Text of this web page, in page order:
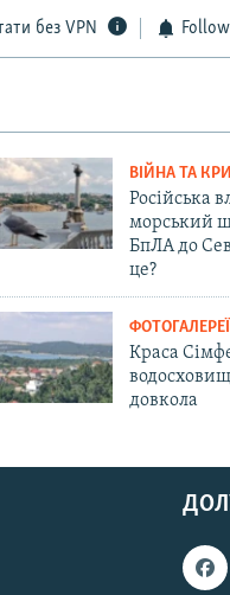
без VPN
ВІЙНА ТА
Російська
морський
БпЛА до
це?
ФОТОГАЛЕРЕЇ
Краса
довкола